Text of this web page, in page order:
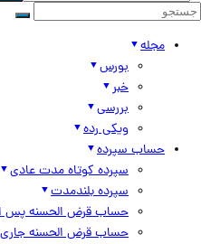
مجله
بورس
خبر
بررسی
ویکی رده
حساب سپرده
سپرده کوتاه مدت عادی
سپرده بلندمدت
حساب قرض الحسنه پس انداز
حساب قرض الحسنه جاری